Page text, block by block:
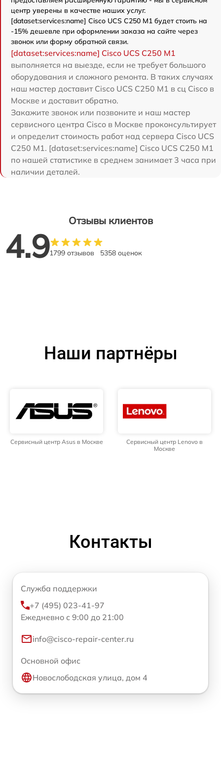
центр уверены в качестве наших услуг.
[dataset:services:name] Cisco UCS C250 M1 будет стоить на
-15% дешевле при оформлении заказа на сайте через
звонок или форму обратной связи.
[dataset:services:name] Cisco UCS C250 M1
выполняется на выезде, если не требует большого
оборудования и сложного ремонта. В таких случаях
наш мастер доставит Cisco UCS C250 M1 в сц Cisco в
Москве и доставит обратно.
Закажите звонок или позвоните и наш мастер
сервисного центра Cisco в Москве проконсультирует
и определит стоимость работ над сервера Cisco UCS
C250 M1. [dataset:services:name] Cisco UCS C250 M1
по нашей статистике в среднем занимает 3 часа при
наличии деталей.
Отзывы клиентов
4.91799 отзывов 5358 оценок
Наши партнёры
Сервисный центр Asus в Москве
Сервисный центр Lenovo в
Москве
Контакты
Служба поддержки
+7 (495) 023-41-97
Ежедневно с 9:00 до 21:00
info@cisco-repair-center.ru
Основной офис
Новослободская улица, дом 4